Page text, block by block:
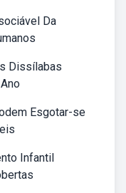
Da
Dissílabas
Esgotar-se
Infantil